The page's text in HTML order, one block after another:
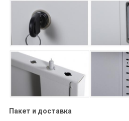
Пакет и доставка